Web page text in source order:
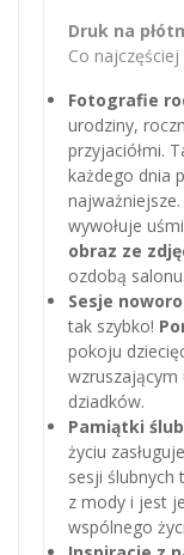
Druk na
Co
Fotografie
urodziny,
przyjaciółmi.
każdego dnia
wywołuje
obraz ze
ozdobą salonu.
Sesje
tak szybko!
pokoju
dziadków.
Pamiątki
życiu
sesji ślubnych
z mody i jest
wspólnego